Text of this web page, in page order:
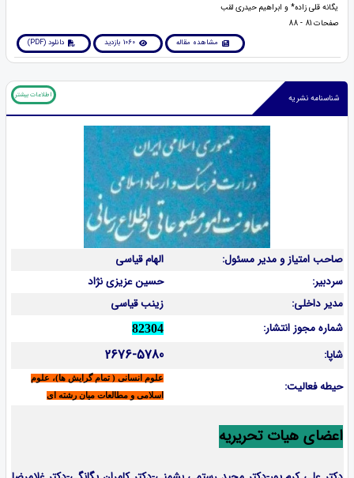
یگانه قلی زاده* و ابراهیم حیدری لقب
صفحات 81 - 88
مشاهده مقاله 1060 بازدید دانلود (PDF)
شناسنامه نشریه اطلاعات بیشتر
صاحب امتیاز و مدیر مسئول:
الهام قیاسی
سردبیر:
حسین عزیزی نژاد
مدیر داخلی:
زینب قیاسی
شماره مجوز انتشار:
82304
شاپا: 2676-5780
حیطه فعالیت:
علوم انسانی ( تمام گرایش ها)، علوم
اسلامی و مطالعات میان رشته ای
اعضای هیات تحریریه